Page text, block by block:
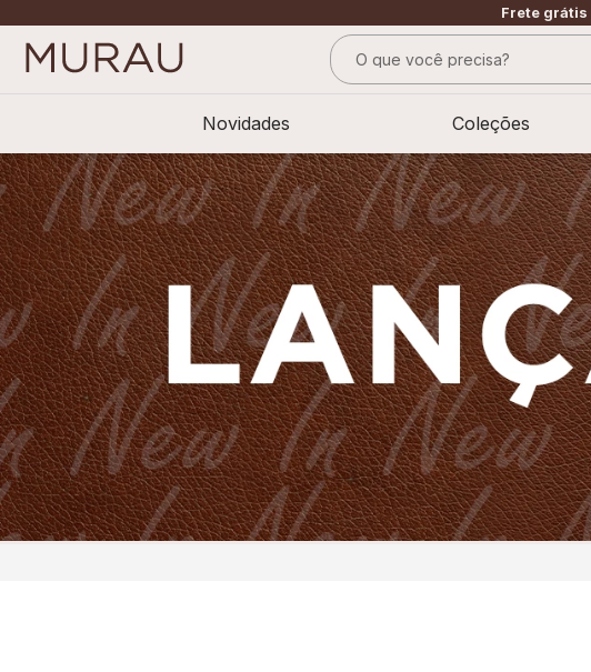
Frete grátis
O que você precisa?
Novidades Coleções
2º
alfaiataria
3º
vestido
4º
calça
5º
saia
6º
top
7º
verde
8º
blusa
9º
preto
10º off white